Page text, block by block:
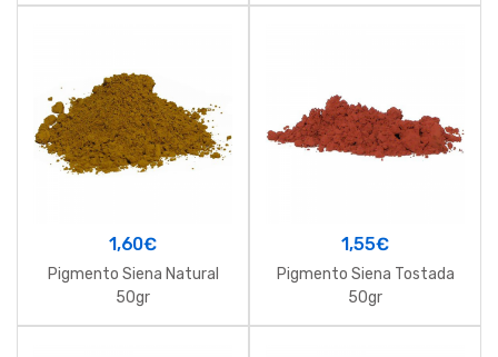
1,60€
Pigmento Siena Natural
50gr
1,55€
Pigmento Siena Tostada
50gr